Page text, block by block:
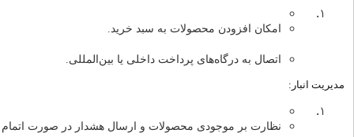
امکان افزودن محصولات به سبد خرید.
اتصال به درگاه‌های پرداخت داخلی یا بین‌المللی.
مدیریت انبار:
نظارت بر موجودی محصولات و ارسال هشدار در صورت اتمام